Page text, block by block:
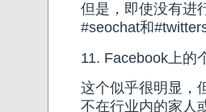
但是，即使没有进
#seochat和
11. Facebook上的
这个似乎很明显，
不在行业内的家人